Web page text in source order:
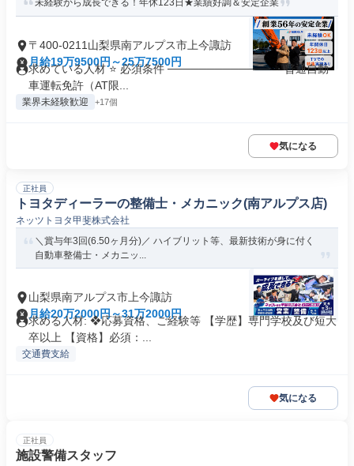
未経験から成長できる！年休123日★業績好調＆安定企業
〒400-0211山梨県南アルプス市上今諏訪
月給19万9500円～25万7500円
求めている人材 ⭐ 必須条件 ───────────── ・普通自動
車運転免許（AT限...
業界未経験歓迎 +17個
気になる
正社員
トヨタディーラーの整備士・メカニック(南アルプス店)
ネッツトヨタ甲斐株式会社
＼賞与年3回(6.50ヶ月分)／ ハイブリット等、最新技術が身に付く
自動車整備士・メカニッ...
山梨県南アルプス市上今諏訪
月給20万2000円～31万2000円
求める人材: ❖応募資格、ご経験等 【学歴】専門学校及び短大
卒以上 【資格】必須：...
交通費支給
気になる
正社員
施設警備スタッフ